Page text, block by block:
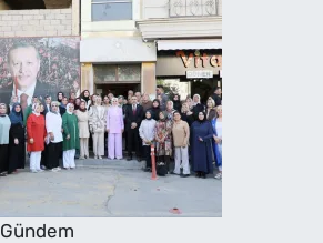
Gündem